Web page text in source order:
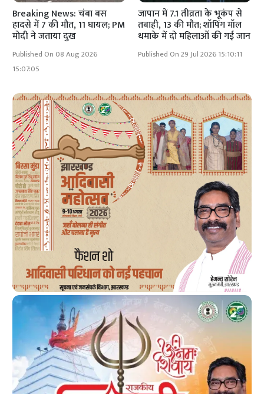
Breaking News: चंबा बस
हादसे में 7 की मौत, 11 घायल; PM
मोदी ने जताया दुख
Published On 08 Aug 2026
15:07:05
जापान में 7.1 तीव्रता के भूकंप से
तबाही, 13 की मौत; शॉपिंग मॉल
धमाके में दो महिलाओं की गई जान
Published On 29 Jul 2026 15:10:11